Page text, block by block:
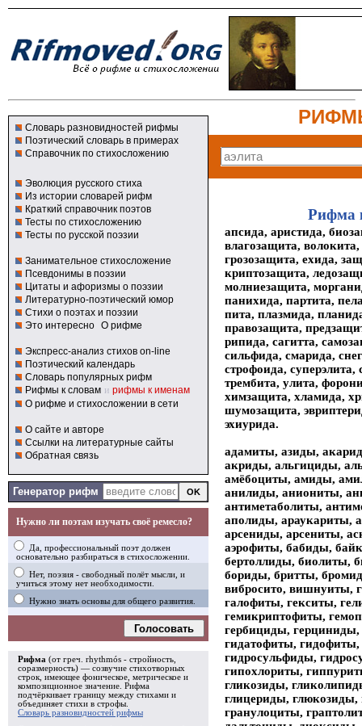
Словарь разновидностей рифмы
Поэтический словарь в примерах
Справочник по стихосложению
Эволюция русского стиха
Из истории словарей рифм
Краткий справочник поэтов
Тесты по стихосложению
Тесты по русской поэзии
Занимательное стихосложение
Псевдонимы в поэзии
Цитаты и афоризмы о поэзии
Литературно-поэтический юмор
Стихи о поэтах и поэзии
Это интересно О рифме
Экспресс-анализ стихов on-line
Поэтический календарь
Словарь популярных рифм
Рифмы к словам и рифмы к именам
О рифме и стихосложении в сети
О сайте и авторе
Ссылки на литературные сайты
Обратная связь
Генератор рифм
Нужно ли поэтам изучать своё ремесло?
Да, профессиональный поэт должен
основательно разбираться в стихосложении.
Нет, поэзия - свободный полёт мысли, и
учиться этому нет необходимости.
Нужно знать основы для общего развития.
Голосовать
Рифма (от греч. rhythmós - стройность,
соразмерность) — созвучие стихотворных
строк, имеющее фоническое, метрическое и
композиционное значение. Рифма
подчёркивает границу между стихами и
объединяет стихи в строфы
Словарь разновидностей рифмы
Рифма
апсида, аристида,
влагозащита,
грозозащита, ехида,
криптозащита,
молниезащита,
панихида, партита,
пита, плазмида,
правозащита,
рипида, сагитта,
сильфида, смарида,
строфоида,
трембита, улита,
химзащита, хламида,
шумозащита,
эхиурида.
адамиты, азиды,
акриды, альгициды,
амёбоциты, амиды,
анилиды, аниониты,
антиметаболиты,
аполиды, араукариты,
арсениды, арсениты,
аэрофиты, бабиды,
бертоллиды, биолиты,
бориды, бритты,
вибросито, вишнуиты,
галофиты, гекситы,
гемикриптофиты,
гербициды,
гидатофиты,
гидросульфиды,
гипохлориты,
гликозиды,
глицериды,
гранулоциты,